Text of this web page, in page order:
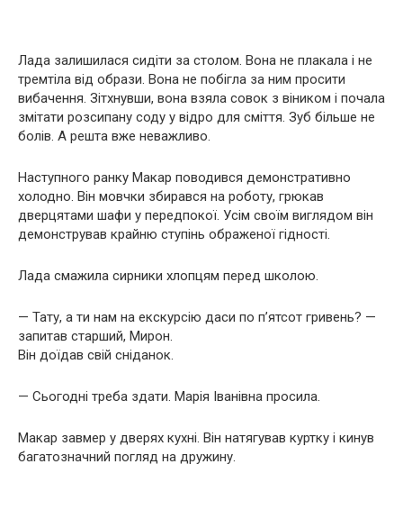
Лада залишилася сидіти за столом. Вона не плакала і не
тремтіла від образи. Вона не побігла за ним просити
вибачення. Зітхнувши, вона взяла совок з віником і почала
змітати розсипану соду у відро для сміття. Зуб більше не
болів. А решта вже неважливо.
Наступного ранку Макар поводився демонстративно
холодно. Він мовчки збирався на роботу, грюкав
дверцятами шафи у передпокої. Усім своїм виглядом він
демонстрував крайню ступінь ображеної гідності.
Лада смажила сирники хлопцям перед школою.
— Тату, а ти нам на екскурсію даси по п’ятсот гривень? —
запитав старший, Мирон.
Він доїдав свій сніданок.
— Сьогодні треба здати. Марія Іванівна просила.
Макар завмер у дверях кухні. Він натягував куртку і кинув
багатозначний погляд на дружину.